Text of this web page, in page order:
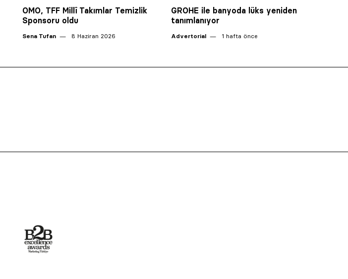
OMO, TFF Millî Takımlar Temizlik
Sponsoru oldu
Sena Tufan 8 Haziran 2026
GROHE ile banyoda lüks yeniden
tanımlanıyor
Advertorial 1 hafta önce